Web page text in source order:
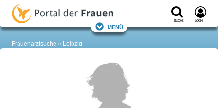
Suche Login
Menü
Frauenarztsuche Leipzig